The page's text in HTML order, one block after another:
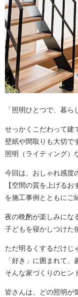
「照明ひとつで、暮ら
せっかくこだわって建
壁紙や間取りも大切で
照明（ライティング）
今回は、おしゃれ感度
【空間の質を上げるお
を施工事例とともにご
夜の晩酌が楽しみにな
子どもを寝かしつけた
ただ明るくするだけじ
「好き」に囲まれて、
そんな家づくりのヒン
皆さんは、どの照明が